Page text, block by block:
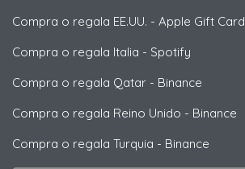
Compra o regala EE.UU. - Apple Gift Card
Compra o regala Italia - Spotify
Compra o regala Qatar - Binance
Compra o regala Reino Unido - Binance
Compra o regala Turquia - Binance